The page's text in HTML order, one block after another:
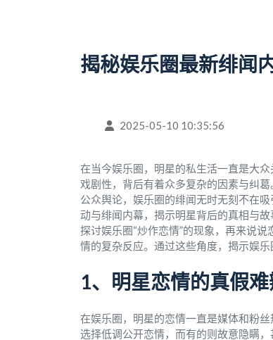
揭秘娱乐圈最新绯闻
2025-05-10 10:35:56
在当今娱乐圈，明星的私生活一直是大
戏剧性，背后有着众多复杂的因素与纠
公众舆论，娱乐圈的绯闻无时无刻不在
动与绯闻内幕，揭示明星背后的真相与
探讨娱乐圈“炒作恋情”的现象，再来说
情的复杂反应。通过这些角度，揭示娱乐
1、明星恋情的真假
在娱乐圈，明星的恋情一直是媒体和粉
选择低调公开恋情，而有的则故意隐瞒